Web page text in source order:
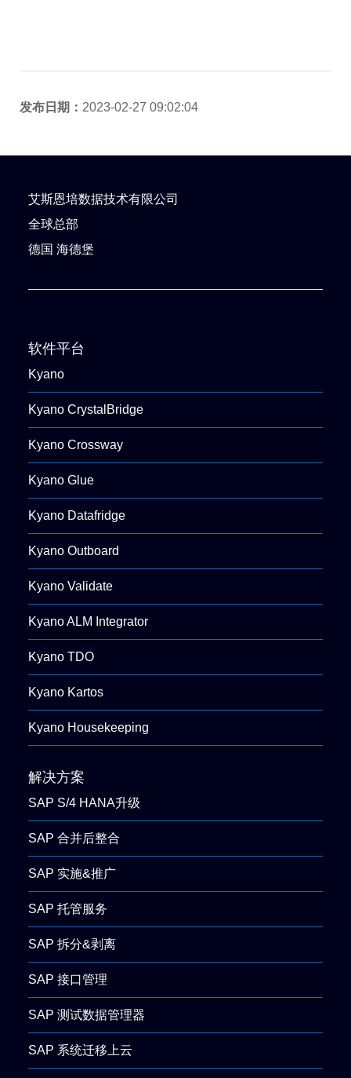
发布日期： 2023-02-27 09:02:04
艾斯恩培数据技术有限公司
全球总部
德国 海德堡
软件平台
Kyano
Kyano CrystalBridge
Kyano Crossway
Kyano Glue
Kyano Datafridge
Kyano Outboard
Kyano Validate
Kyano ALM Integrator
Kyano TDO
Kyano Kartos
Kyano Housekeeping
解决方案
SAP S/4 HANA升级
SAP 合并后整合
SAP 实施&推广
SAP 托管服务
SAP 拆分&剥离
SAP 接口管理
SAP 测试数据管理器
SAP 系统迁移上云